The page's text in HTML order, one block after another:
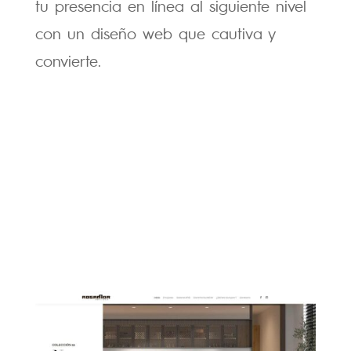
tu presencia en línea al siguiente nivel
con un diseño web que cautiva y
convierte.